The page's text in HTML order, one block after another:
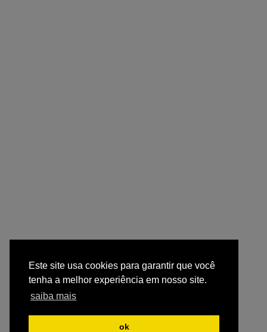
Este site usa cookies para garantir que você
tenha a melhor experiência em nosso site.
saiba mais
ok